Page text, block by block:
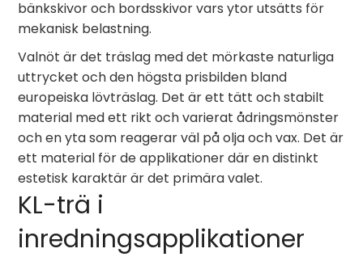
bänkskivor och bordsskivor vars ytor utsätts för
mekanisk belastning.
Valnöt är det träslag med det mörkaste naturliga
uttrycket och den högsta prisbilden bland
europeiska lövträslag. Det är ett tätt och stabilt
material med ett rikt och varierat ådringsmönster
och en yta som reagerar väl på olja och vax. Det är
ett material för de applikationer där en distinkt
estetisk karaktär är det primära valet.
KL-trä i
inredningsapplikationer